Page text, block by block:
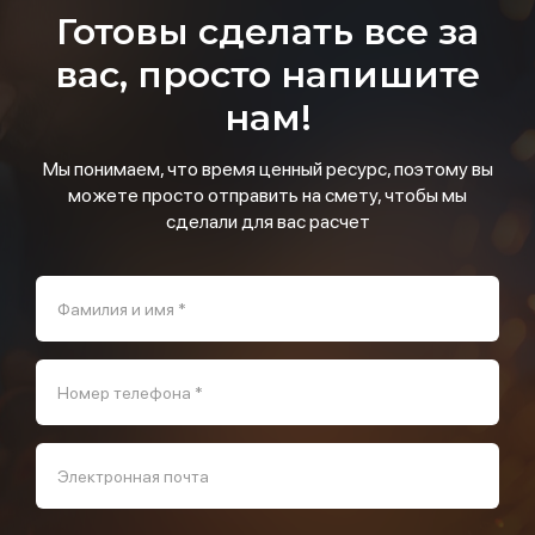
Готовы сделать все за
вас, просто напишите
нам!
Мы понимаем, что время ценный ресурс, поэтому вы
можете просто отправить на смету, чтобы мы
сделали для вас расчет
Фамилия и имя *
Номер телефона *
Электронная почта